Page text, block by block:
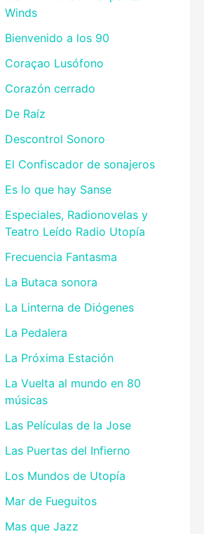
Winds
Bienvenido a los 90
Coraçao Lusófono
Corazón cerrado
De Raíz
Descontrol Sonoro
El Confiscador de sonajeros
Es lo que hay Sanse
Especiales, Radionovelas y
Teatro Leído Radio Utopía
Frecuencia Fantasma
La Butaca sonora
La Linterna de Diógenes
La Pedalera
La Próxima Estación
La Vuelta al mundo en 80
músicas
Las Películas de la Jose
Las Puertas del Infierno
Los Mundos de Utopía
Mar de Fueguitos
Mas que Jazz